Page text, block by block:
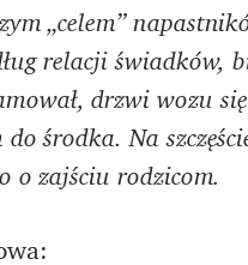
„celem”
relacji świadków,
drzwi wozu
środka. Na
o zajściu rodzicom.